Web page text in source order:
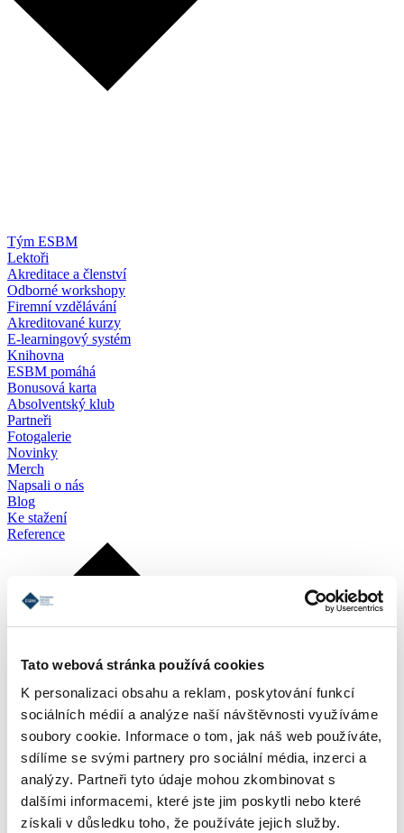
Tato webová stránka používá cookies
K personalizaci obsahu a reklam, poskytování funkcí
sociálních médií a analýze naší návštěvnosti využíváme
soubory cookie. Informace o tom, jak náš web používáte,
sdílíme se svými partnery pro sociální média, inzerci a
analýzy. Partneři tyto údaje mohou zkombinovat s
dalšími informacemi, které jste jim poskytli nebo které
získali v důsledku toho, že používáte jejich služby.
Tým ESBM
Lektoři
Akreditace a členství
Odborné workshopy
Firemní vzdělávání
Akreditované kurzy
E-learningový systém
Knihovna
ESBM pomáhá
Bonusová karta
Absolventský klub
Partneři
Fotogalerie
Novinky
Merch
Napsali o nás
Blog
Ke stažení
Reference